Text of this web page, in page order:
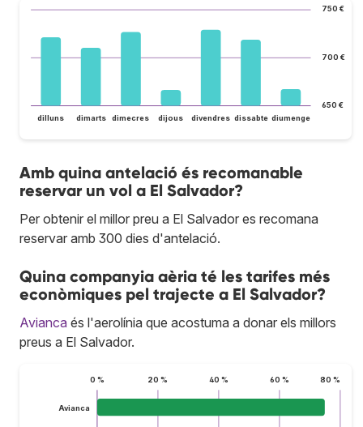
650 €
700 €
750 €
dilluns dimarts dimecres dijous divendres dissabte diumenge
Amb quina antelació és recomanable
reservar un vol a El Salvador?
Per obtenir el millor preu a El Salvador es recomana
reservar amb 300 dies d'antelació.
Quina companyia aèria té les tarifes més
econòmiques pel trajecte a El Salvador?
Avianca és l'aerolínia que acostuma a donar els millors
preus a El Salvador.
0 % 20 % 40 % 60 % 80 %
Avianca